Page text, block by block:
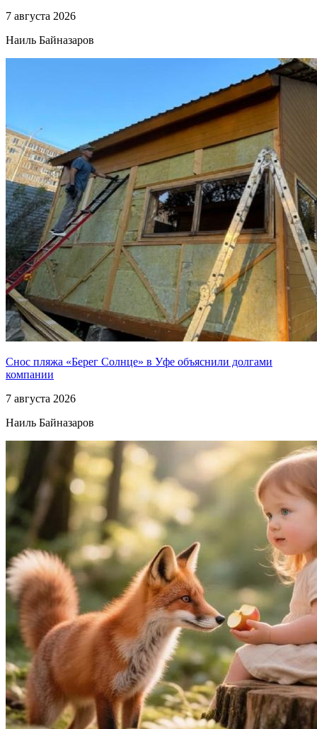
7 августа 2026
Наиль Байназаров
Снос пляжа «Берег Солнце» в Уфе объяснили долгами
компании
7 августа 2026
Наиль Байназаров